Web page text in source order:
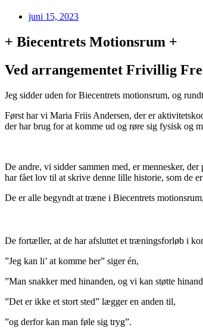
juni 15, 2023
+ Biecentrets Motionsrum +
Ved arrangementet Frivillig
Jeg sidder uden for Biecentrets motionsrum, og
Først har vi Maria Friis Andersen, der er
der har brug for at komme ud og røre sig fysisk og
De andre, vi sidder sammen med, er mennesker,
har fået lov til at skrive denne lille historie, som de
De er alle begyndt at træne i Biecentrets
De fortæller, at de har afsluttet et træningsforløb i
”Jeg kan li’ at komme her” siger én,
”Man snakker med hinanden, og vi kan støtte
”Det er ikke et stort sted” lægger en anden til,
”og derfor kan man føle sig tryg”.